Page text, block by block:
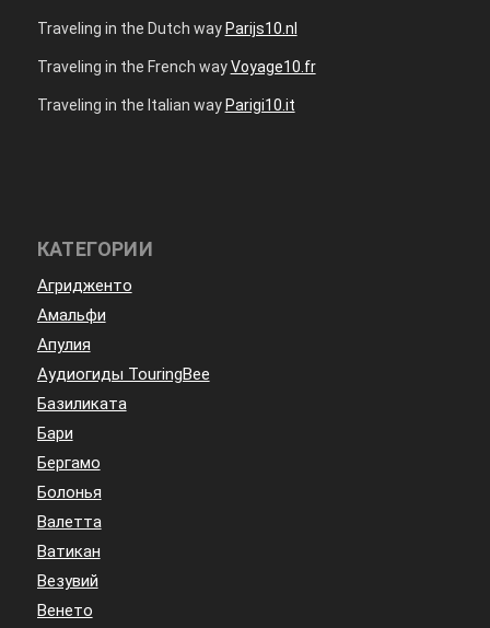
Traveling in the Dutch way Parijs10.nl
Traveling in the French wayVoyage10.fr
Traveling in the Italian wayParigi10.it
КАТЕГОРИИ
Агридженто
Амальфи
Апулия
Аудиогиды TouringBee
Базиликата
Бари
Бергамо
Болонья
Валетта
Ватикан
Везувий
Венето